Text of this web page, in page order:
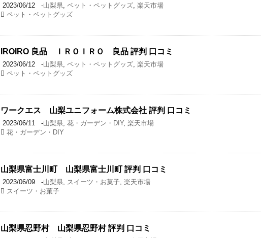
2023/06/12 -山梨県, ペット・ペットグッズ, 楽天市場
ペット・ペットグッズ
IROIRO 良品 ＩＲＯＩＲＯ 良品 評判 口コミ
2023/06/12 -山梨県, ペット・ペットグッズ, 楽天市場
ペット・ペットグッズ
ワークエス 山梨ユニフォーム株式会社 評判 口コミ
2023/06/11 -山梨県, 花・ガーデン・DIY, 楽天市場
花・ガーデン・DIY
山梨県富士川町 山梨県富士川町 評判 口コミ
2023/06/09 -山梨県, スイーツ・お菓子, 楽天市場
スイーツ・お菓子
山梨県忍野村 山梨県忍野村 評判 口コミ